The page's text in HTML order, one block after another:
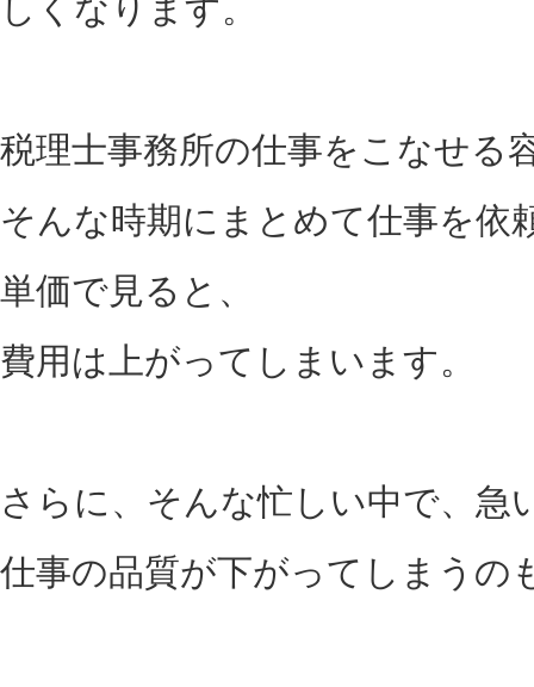
しくなります。
税理士事務所の仕事をこなせる
そんな時期にまとめて仕事を依
単価で見ると、
費用は上がってしまいます。
さらに、そんな忙しい中で、急
仕事の品質が下がってしまうの